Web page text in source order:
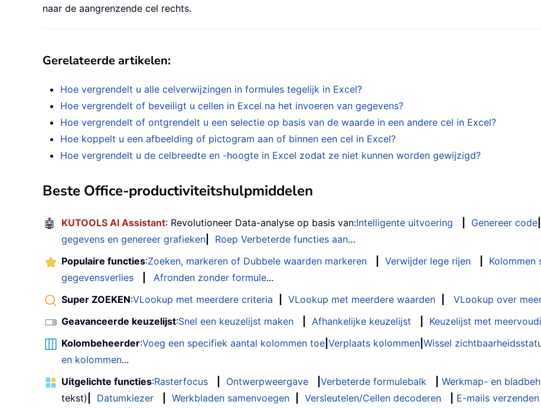
naar de aangrenzende cel rechts.
Gerelateerde artikelen:
Hoe vergrendelt u alle celverwijzingen in formules tegelijk in Excel?
Hoe vergrendelt of beveiligt u cellen in Excel na het invoeren van gegevens?
Hoe vergrendelt of ontgrendelt u een selectie op basis van de waarde in een andere cel in Excel?
Hoe koppelt u een afbeelding of pictogram aan of binnen een cel in Excel?
Hoe vergrendelt u de celbreedte en -hoogte in Excel zodat ze niet kunnen worden gewijzigd?
Beste Office-productiviteitshulpmiddelen
🤖 KUTOOLS AI Assistant: Revolutioneer Data-analyse op basis van:Intelligente uitvoering Genereer code
gegevens en genereer grafieken
Roep Verbeterde functies aan…
Populaire functies:Zoeken, markeren of Dubbele waarden markeren Verwijder lege rijen
Kolommen
gegevensverlies
Afronden zonder formule...
Super ZOEKEN:VLookup met meerdere criteria VLookup met meerdere waarden VLookup over
Geavanceerde keuzelijst:Snel een keuzelijst maken Afhankelijke keuzelijst Keuzelijst met
Kolombeheerder:Voeg een specifiek aantal kolommen toe Verplaats kolommen Wissel
en kolommen...
Uitgelichte functies:Rasterfocus Ontwerpweergave Verbeterde formulebalk Werkmap- en
tekst)
Datumkiezer Werkbladen samenvoegen Versleutelen/Cellen decoderen E-mails